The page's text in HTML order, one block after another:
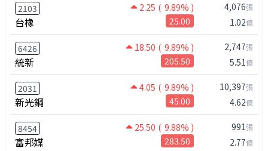
2103 2.25 ( 9.89% )
台橡 25.00
4,076張
1.02億
6426 18.50 ( 9.89% )
統新 205.50
2,747張
5.51億
2031 4.05 ( 9.89% )
新光鋼 45.00
10,397張
4.62億
8454 25.50 ( 9.88% )
富邦媒 283.50
991張
2.77億